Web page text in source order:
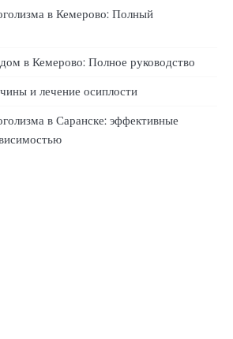
в Кемерово: Полный
в Кемерово: Полное руководство
и лечение осиплости
в Саранске: эффективные